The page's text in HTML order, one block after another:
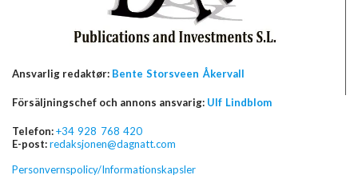
Ansvarlig redaktør: Bente Storsveen Åkervall
Försäljningschef och annons ansvarig: Ulf Lindblom
Telefon:+34 928 768 420
E-post:redaksjonen@dagnatt.com
Personvernspolicy/Informationskapsler